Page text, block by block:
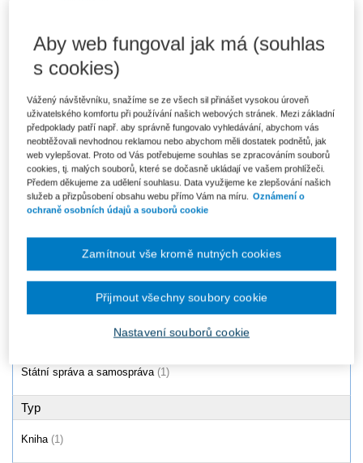
Úspěšnost integračních
programů v obcích se sociálně
vyloučenými...
Od 383 Kč
Státní správa a samospráva (1)
Typ
Kniha (1)
Aby web fungoval jak má (souhlas
s cookies)
Vážený návštěvníku, snažíme se ze všech sil přinášet vysokou úroveň
uživatelského komfortu při používání našich webových stránek. Mezi základní
předpoklady patří např. aby správně fungovalo vyhledávání, abychom vás
neobtěžovali nevhodnou reklamou nebo abychom měli dostatek podnětů, jak
web vylepšovat. Proto od Vás potřebujeme souhlas se zpracováním souborů
cookies, tj. malých souborů, které se dočasně ukládají ve vašem prohlížeči.
Předem děkujeme za udělení souhlasu. Data využijeme ke zlepšování našich
služeb a přizpůsobení obsahu webu přímo Vám na míru. Oznámení o
ochraně osobních údajů a souborů cookie
Nastavení souborů cookie
Zamítnout vše kromě nutných cookies
Přijmout všechny soubory cookie